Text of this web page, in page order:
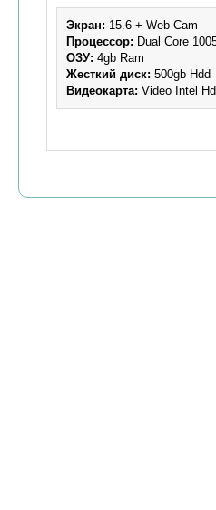
Экран: 15.6 + Web Cam
Процессор: Dual Core
ОЗУ: 4gb Ram
Жесткий диск: 500gb Hdd
Видеокарта: Video Intel